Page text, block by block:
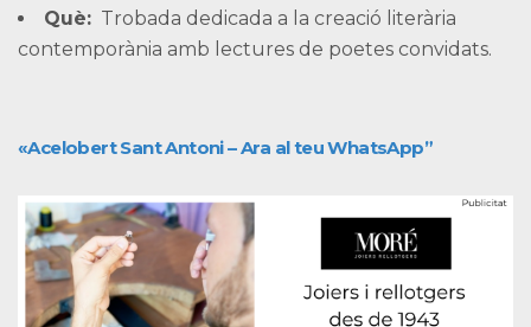
Què: Trobada dedicada a la creació literària
contemporània amb lectures de poetes convidats.
«Acelobert Sant Antoni – Ara al teu WhatsApp”